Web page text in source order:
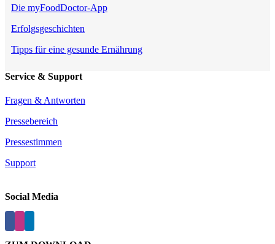
Die myFoodDoctor-App
Erfolgsgeschichten
Tipps für eine gesunde Ernährung
Service & Support
Fragen & Antworten
Pressebereich
Pressestimmen
Support
Social Media